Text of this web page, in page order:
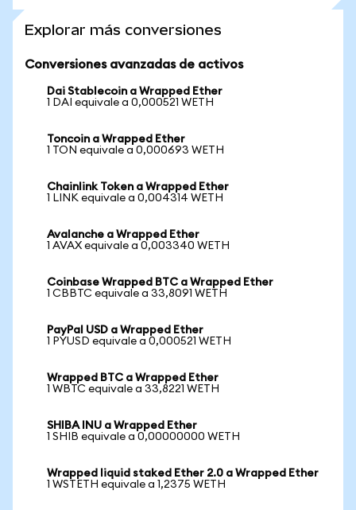
Explorar más conversiones
Conversiones avanzadas de activos
Dai Stablecoin a Wrapped Ether
1 DAI equivale a 0,000521 WETH
Toncoin a Wrapped Ether
1 TON equivale a 0,000693 WETH
Chainlink Token a Wrapped Ether
1 LINK equivale a 0,004314 WETH
Avalanche a Wrapped Ether
1 AVAX equivale a 0,003340 WETH
Coinbase Wrapped BTC a Wrapped Ether
1 CBBTC equivale a 33,8091 WETH
PayPal USD a Wrapped Ether
1 PYUSD equivale a 0,000521 WETH
Wrapped BTC a Wrapped Ether
1 WBTC equivale a 33,8221 WETH
SHIBA INU a Wrapped Ether
1 SHIB equivale a 0,00000000 WETH
Wrapped liquid staked Ether 2.0 a Wrapped Ether
1 WSTETH equivale a 1,2375 WETH